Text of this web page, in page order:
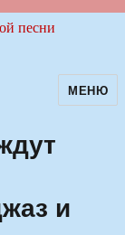
МЕНЮ
и